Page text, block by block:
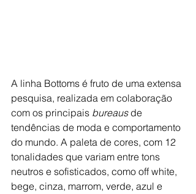
A linha Bottoms é fruto de uma extensa
pesquisa, realizada em colaboração
com os principais bureaus de
tendências de moda e comportamento
do mundo. A paleta de cores, com 12
tonalidades que variam entre tons
neutros e sofisticados, como off white,
bege, cinza, marrom, verde, azul e